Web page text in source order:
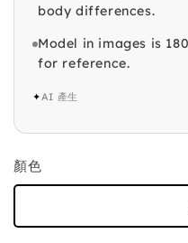
body differences.
Model in images is
for reference.
✦AI 產生
顏色